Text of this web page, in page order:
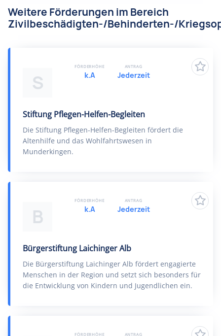
Weitere Förderungen im Bereich
Zivilbeschädigten-/Behinderten-/
S
Stiftung Pflegen-Helfen-Begleiten
Die Stiftung Pflegen-Helfen-Begleiten fördert die
Altenhilfe und das Wohlfahrtswesen in
Munderkingen.
FÖRDERHÖHE
k.A
ANTRAG
Jederzeit
B
Bürgerstiftung Laichinger Alb
Die Bürgerstiftung Laichinger Alb fördert engagierte
Menschen in der Region und setzt sich besonders für
die Entwicklung von Kindern und Jugendlichen ein.
FÖRDERHÖHE
k.A
ANTRAG
Jederzeit
FÖRDERHÖHE ANTRAG